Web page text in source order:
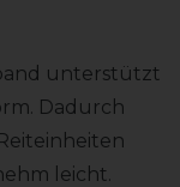
unterstützt
Dadurch
leicht.